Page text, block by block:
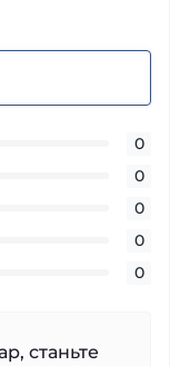
0
0
0
0
0
станьте